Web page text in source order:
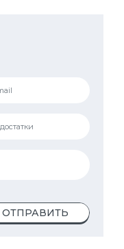
ОТПРАВИТЬ